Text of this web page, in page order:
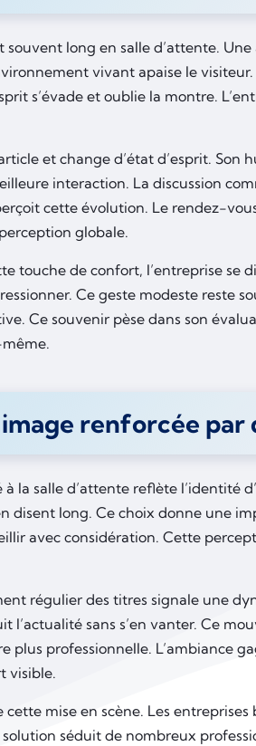
souvent long en salle d’attente.
vivant apaise le
s’évade et oublie la montre.
et change d’état d’esprit.
interaction. La discussion
cette évolution. Le rendez-
globale.
touche de confort, l’entreprise se
Ce geste modeste reste
Ce souvenir pèse dans son
renforcée par
à la salle d’attente reflète l’identité
disent long. Ce choix donne une
avec considération. Cette
régulier des titres signale une
l’actualité sans s’en vanter. Ce
plus professionnelle. L’ambiance
visible.
mise en scène. Les
séduit de nombreux